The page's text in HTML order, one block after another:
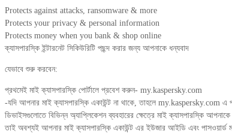
Protects against attacks, ransomware & more
Protects your privacy & personal information
Protects money when you bank & shop online
ক্যাসপারস্কি ইন্টারনেট সিকিউরিটি পছন্দ করার জন্য আপনাকে ধন্যবাদ
যেভাবে শুরু করবেন:
প্রথমেই মাই ক্যাসপারস্কি পোর্টালে প্রবেশ করুন- my.kaspersky.com
-যদি আপনার মাই ক্যাসপারস্কি একাউন্ট না থাকে, তাহলে my.kaspersky.com
ডিভাইসগুলোতে বিভিন্ন অ্যাপ্লিকেশন ব্যবহারের ক্ষেত্রে মাই ক্যাসপারস্কি
তাই অবশ্যই আপনার মাই ক্যাসপারস্কি একাউন্ট এর ইউজার আইডি এবং পাসওয়ার্ড